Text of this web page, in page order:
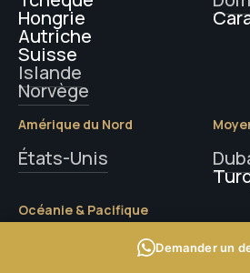
Hongrie
Autriche
Suisse
Islande
Norvège
Amérique du Nord
États-Unis
Océanie & Pacifique
Polynésie françaiseDemander un